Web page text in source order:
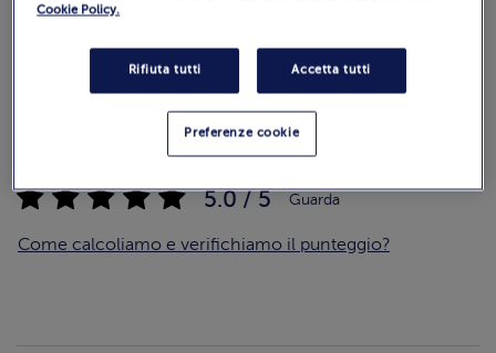
5.0 / 5 Guarda
Come calcoliamo e verifichiamo il punteggio?
Cookie Policy.
Rifiuta tutti Accetta tutti
Preferenze cookie